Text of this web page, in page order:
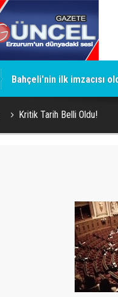
Bahçeli'nin ilk imzacısı
Kritik Tarih Belli Oldu!